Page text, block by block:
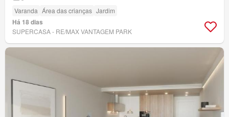
Varanda Área das crianças Jardim
Há 18 dias
SUPERCASA - RE/MAX VANTAGEM PARK